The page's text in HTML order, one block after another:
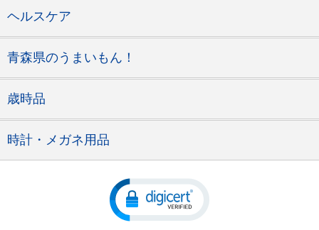
ヘルスケア
青森県のうまいもん！
歳時品
時計・メガネ用品